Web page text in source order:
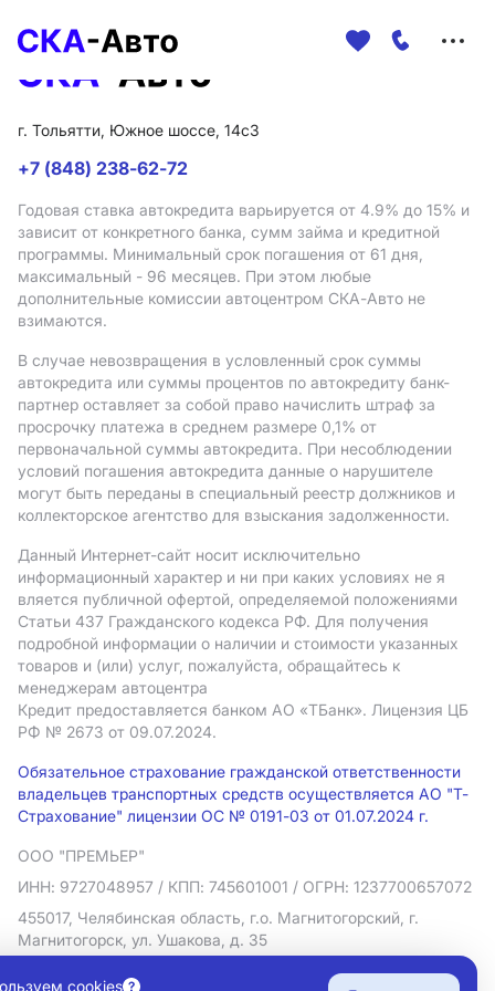
г. Тольятти, Южное шоссе, 14с3
+7 (848) 238-62-72
Годовая ставка автокредита варьируется от 4.9% до 15% и
зависит от конкретного банка, сумм займа и кредитной
программы. Минимальный срок погашения от 61 дня,
максимальный - 96 месяцев. При этом любые
дополнительные комиссии автоцентром СКА-Авто не
взимаются.
В случае невозвращения в условленный срок суммы
автокредита или суммы процентов по автокредиту банк-
партнер оставляет за собой право начислить штраф за
просрочку платежа в среднем размере 0,1% от
первоначальной суммы автокредита. При несоблюдении
условий погашения автокредита данные о нарушителе
могут быть переданы в специальный реестр должников и
коллекторское агентство для взыскания задолженности.
Данный Интернет-сайт носит исключительно
информационный характер и ни при каких условиях не я
вляется публичной офертой, определяемой положениями
Статьи 437 Гражданского кодекса РФ. Для получения
подробной информации о наличии и стоимости указанных
товаров и (или) услуг, пожалуйста, обращайтесь к
менеджерам автоцентра
Кредит предоставляется банком АO «ТБанк». Лицензия ЦБ
РФ № 2673 от 09.07.2024.
Обязательное страхование гражданской ответственности
владельцев транспортных средств осуществляется АО "Т-
Страхование" лицензии ОС № 0191-03 от 01.07.2024 г.
ООО "ПРЕМЬЕР"
ИНН: 9727048957 / КПП: 745601001 / ОГРН: 1237700657072
455017, Челябинская область, г.о. Магнитогорский, г.
Магнитогорск, ул. Ушакова, д. 35
Политика в отношении обработки персональных данных
cookies